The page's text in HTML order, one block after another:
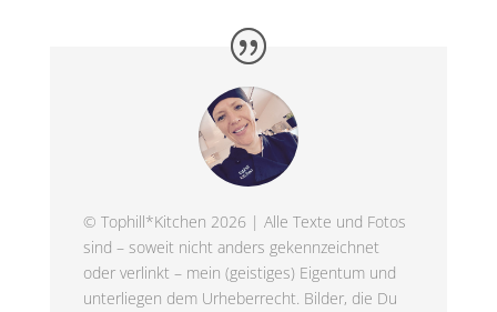
© Tophill*Kitchen 2026 | Alle Texte und Fotos
sind – soweit nicht anders gekennzeichnet
oder verlinkt – mein (geistiges) Eigentum und
unterliegen dem Urheberrecht. Bilder, die Du